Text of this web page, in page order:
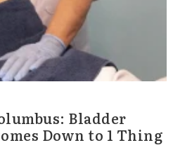
Bladder
Down to 1 Thing